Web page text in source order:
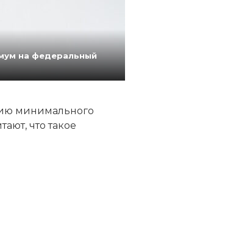
на федеральный
минимального
что такое